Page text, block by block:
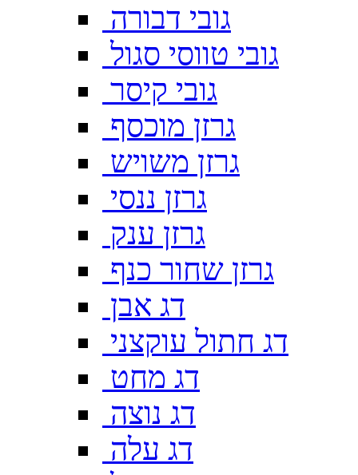
גובי דבורה
גובי טווסי סגול
גובי קיסר
גרזן מוכסף
גרזן משויש
גרזן ננסי
גרזן ענק
גרזן שחור כנף
דג אבן
דג חתול עוקצני
דג מחט
דג נוצה
דג עלה